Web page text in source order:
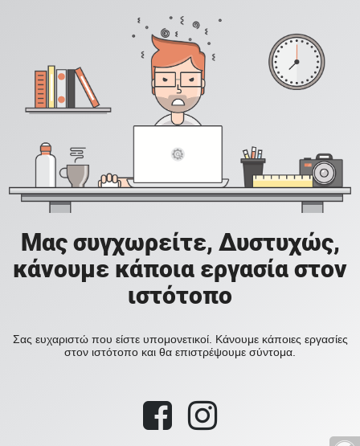
Μας συγχωρείτε, Δυστυχώς,
κάνουμε κάποια εργασία στον
ιστότοπο
Σας ευχαριστώ που είστε υπομονετικοί. Κάνουμε κάποιες εργασίες
στον ιστότοπο και θα επιστρέψουμε σύντομα.